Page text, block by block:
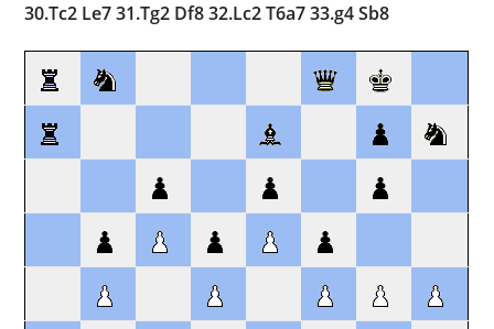
30.Tc2 Le7 31.Tg2 Df8 32.Lc2 T6a7 33.g4 Sb8